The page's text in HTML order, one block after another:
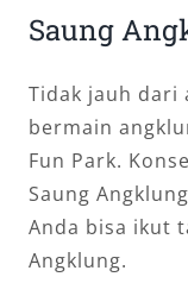
Saung
Tidak jauh dari
bermain
Fun Park.
Saung
Anda bisa ikut
Angklung.